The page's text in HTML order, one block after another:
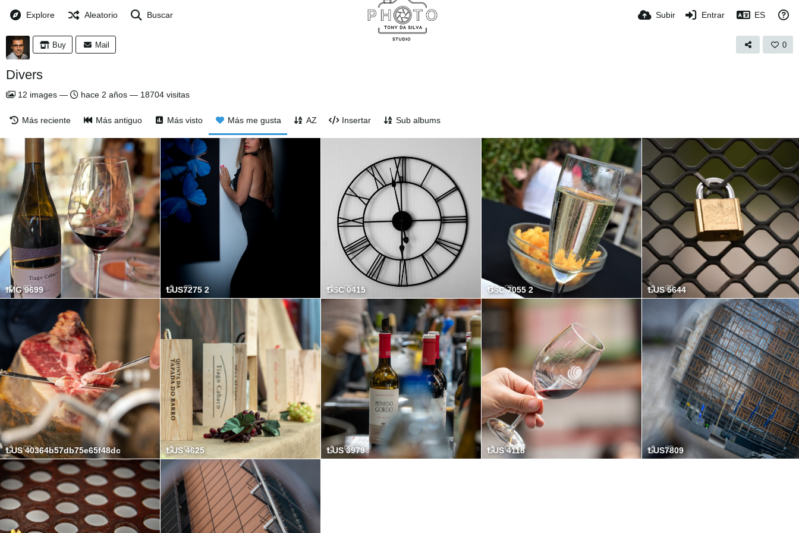
Explore Aleatorio Buscar Subir Entrar ES
Buy Mail 0
Divers
12 images — hace 2 años — 18704 visitas
Más reciente Más antiguo Más visto Más me gusta AZ Insertar Sub albums
IMG 9699 LUS7275 2 DSC 0415 DSC 7055 2 LUS 5644
LUS 40364b57db75e65f48dc LUS 4625 LUS 3979 LUS 4118 LUS7809